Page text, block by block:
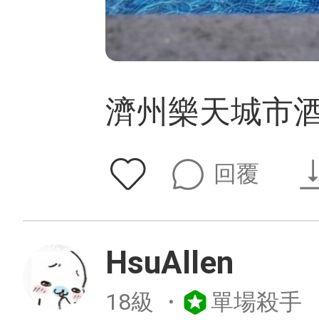
濟州樂天城市
回覆
HsuAllen
18級 ・ 單場殺手